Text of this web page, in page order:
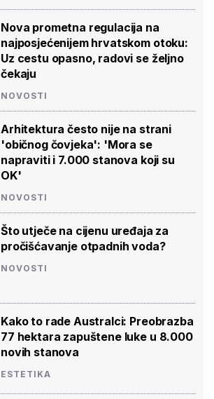
Nova prometna regulacija na
najposjećenijem hrvatskom otoku:
Uz cestu opasno, radovi se željno
čekaju
NOVOSTI
Arhitektura često nije na strani
'običnog čovjeka': 'Mora se
napraviti i 7.000 stanova koji su
OK'
NOVOSTI
Što utječe na cijenu uređaja za
pročišćavanje otpadnih voda?
NOVOSTI
Kako to rade Australci: Preobrazba
77 hektara zapuštene luke u 8.000
novih stanova
ESTETIKA